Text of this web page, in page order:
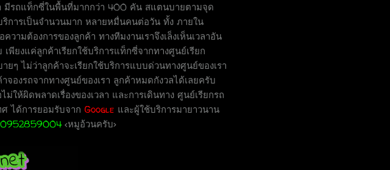
มีรถแท็กซี่ในพื้นที่มากกว่า 400 คัน สแตนบายตามจุด
การเป็นจำนวนมาก หลายหมื่นคนต่อวัน ทั้ง ภายใน
วามต้องการของลูกค้า ทางทีมงานเราจึงเล็งเห็นเวลาอัน
พียงแค่ลูกค้าเรียกใช้บริการแท็กซี่จากทางศูนย์เรียก
ยๆ ไม่ว่าลูกค้าจะเรียกใช้บริการแบบด่วนทางศูนย์ของเรา
องรถจากทางศูนย์ของเรา ลูกค้าหมดกังวลได้เลยครับ
ให้ผิดพลาดเรื่องของเวลา และการเดินทาง ศูนย์เรียกรถ
ได้การยอมรับจาก Google และผู้ใช้บริการมายาวนาน
0952859004<หมูอ้วนครับ>